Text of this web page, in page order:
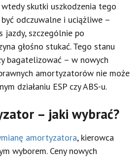
skutki uszkodzenia tego
odczuwalne i uciążliwe –
jazdy, szczególnie po
głośno stukać. Tego stanu
bagatelizować – w nowych
amortyzatorów nie może
działaniu ESP czy ABS-u.
– jaki wybrać?
amortyzatora, kierowca
wyborem. Ceny nowych